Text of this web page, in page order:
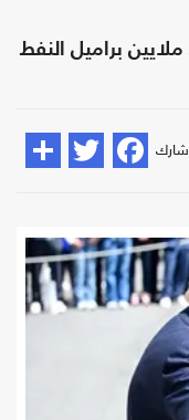
براميل النفط
شارك